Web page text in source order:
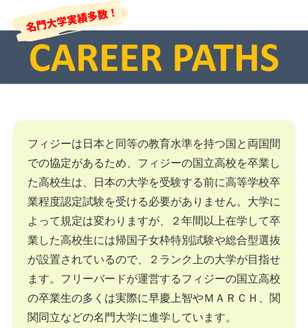
フィジーは日本と同等の教育水準を持つ国と両国間
での協定があるため、フィジーの国立高校を卒業し
た高校生は、日本の大学を受験する前に高等学校卒
業程度認定試験を受ける必要がありません。大学に
よって規定は変わりますが、２年間以上在学して卒
業した高校生には帰国子女枠特別試験や総合型選抜
が設置されているので、２ランク上の大学が目指せ
ます。フリーバードが運営するフィジーの国立高校
の卒業生の多くは実際に早慶上智やＭＡＲＣＨ、関
関同立などの名門大学に進学しています。